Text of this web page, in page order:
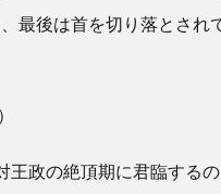
最後は首を切り落とされ
王政の絶頂期に君臨する